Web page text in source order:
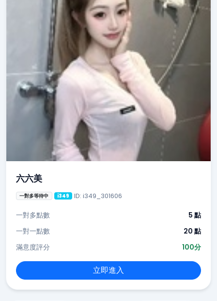
六六美
一對多等待中 i349 ID: i349_301606
一對多點數
5 點
一對一點數
20 點
滿意度評分
100分
立即進入